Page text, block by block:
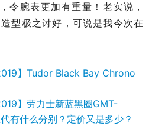
令腕表更加有重量！老实说，
型极之讨好，可说是我今次在
】Tudor Black Bay Chrono
】劳力士新蓝黑圈GMT-
有什么分别？定价又是多少？